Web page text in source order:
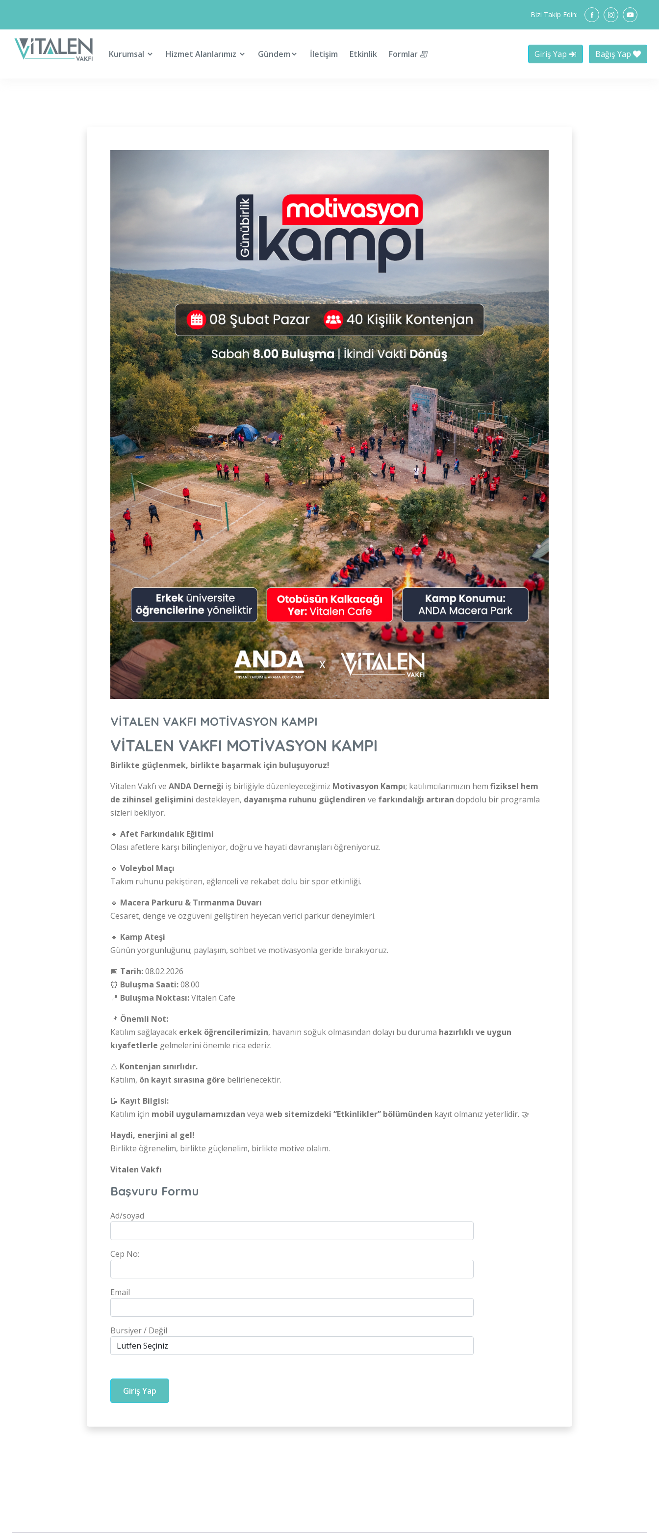
Bizi Takip Edin:
Kurumsal Hizmet Alanlarımız Gündem İletişim Etkinlik Formlar Giriş Yap Bağış Yap
VİTALEN VAKFI MOTİVASYON KAMPI
VİTALEN VAKFI MOTİVASYON KAMPI
Birlikte güçlenmek, birlikte başarmak için buluşuyoruz!
Vitalen Vakfı ve ANDA Derneği iş birliğiyle düzenleyeceğimiz Motivasyon Kampı; katılımcılarımızın hem fiziksel hem
de zihinsel gelişimini destekleyen, dayanışma ruhunu güçlendiren ve farkındalığı artıran dopdolu bir programla
sizleri bekliyor.
🔹 Afet Farkındalık Eğitimi
Olası afetlere karşı bilinçleniyor, doğru ve hayati davranışları öğreniyoruz.
🔹 Voleybol Maçı
Takım ruhunu pekiştiren, eğlenceli ve rekabet dolu bir spor etkinliği.
🔹 Macera Parkuru & Tırmanma Duvarı
Cesaret, denge ve özgüveni geliştiren heyecan verici parkur deneyimleri.
🔹 Kamp Ateşi
Günün yorgunluğunu; paylaşım, sohbet ve motivasyonla geride bırakıyoruz.
📅 Tarih:08.02.2026
⏰ Buluşma Saati:08.00
📍 Buluşma Noktası:Vitalen Cafe
📌 Önemli Not:
Katılım sağlayacak erkek öğrencilerimizin, havanın soğuk olmasından dolayı bu duruma hazırlıklı ve uygun
kıyafetlerle gelmelerini önemle rica ederiz.
⚠️ Kontenjan sınırlıdır.
Katılım, ön kayıt sırasına göre belirlenecektir.
📝 Kayıt Bilgisi:
Katılım için mobil uygulamamızdan veya web sitemizdeki “Etkinlikler” bölümünden kayıt olmanız yeterlidir. 🤝
Haydi, enerjini al gel!
Birlikte öğrenelim, birlikte güçlenelim, birlikte motive olalım.
Vitalen Vakfı
Başvuru Formu
Ad/soyad
Cep No:
Email
Bursiyer / Değil
Giriş Yap